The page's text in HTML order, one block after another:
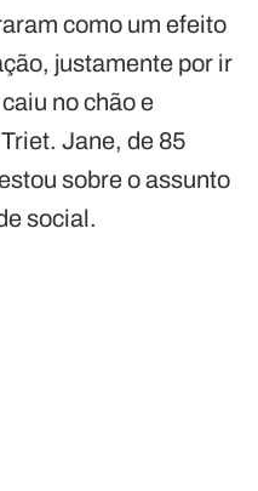
como um efeito
justamente por ir
no chão e
Jane, de 85
sobre o assunto
social.